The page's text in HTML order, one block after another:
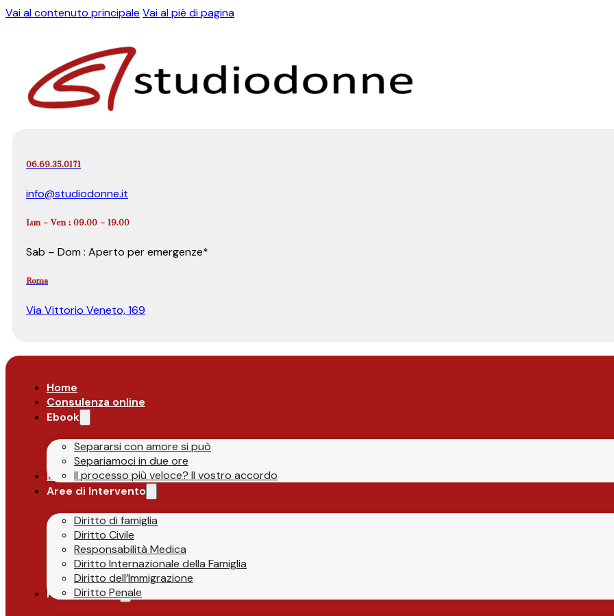
Vai al contenuto principale Vai al piè di pagina
06.69.35.0171
info@studiodonne.it
Lun – Ven : 09.00 – 19.00
Sab – Dom : Aperto per emergenze*
Roma
Via Vittorio Veneto, 169
Home
Consulenza online
Ebook
Separarsi con amore si può
Separiamoci in due ore
Il processo più veloce? Il vostro accordo
Lo Studio
Aree di Intervento
Diritto di famiglia
Diritto Civile
Responsabilità Medica
Diritto Internazionale della Famiglia
Diritto dell’Immigrazione
Diritto Penale
Parlano di Noi